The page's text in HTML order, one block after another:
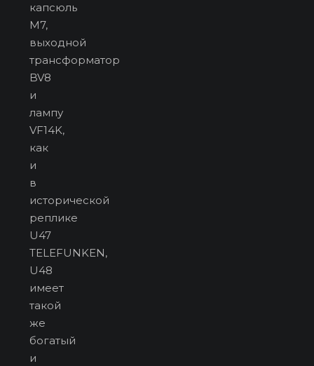
капсюль
M7,
выходной
трансформатор
BV8
и
лампу
VF14K,
как
и
в
исторической
реплике
U47
TELEFUNKEN,
U48
имеет
такой
же
богатый
и